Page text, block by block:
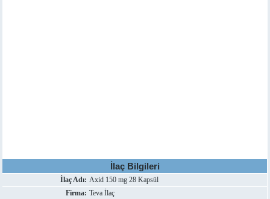
İlaç Bilgileri
İlaç Adı: Axid 150 mg 28 Kapsül
Firma: Teva İlaç